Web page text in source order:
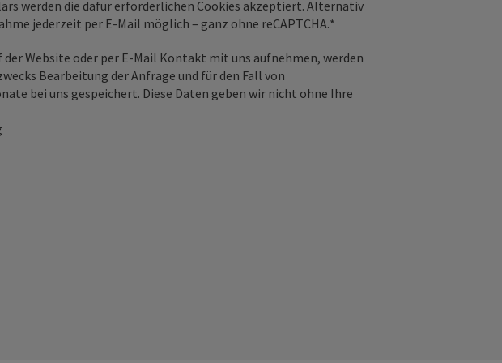
werden die dafür erforderlichen Cookies akzeptiert. Alternativ
jederzeit per E-Mail möglich – ganz ohne reCAPTCHA.*
der Website oder per E-Mail Kontakt mit uns aufnehmen, werden
Bearbeitung der Anfrage und für den Fall von
bei uns gespeichert. Diese Daten geben wir nicht ohne Ihre